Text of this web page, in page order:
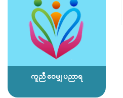
ကူညီ ဝေမျှ ပညာရ